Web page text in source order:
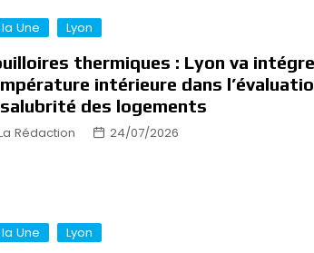
Une Lyon
thermiques : Lyon va
intérieure dans
des logements
Rédaction 24/07/2026
Une Lyon